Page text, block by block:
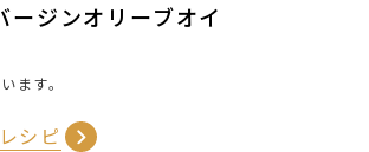
ジンオリーブオイ
ます。
シピ